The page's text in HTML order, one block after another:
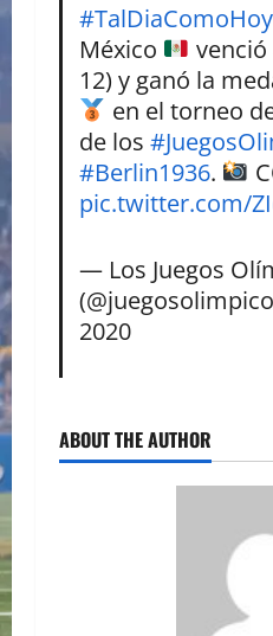
#TalDiaComoHoy
México
venció
12) y ganó la
en el torneo
de los
#Berlin1936.
pic.twitter.com/
— Los Juegos
2020
ABOUT THE AUTHOR